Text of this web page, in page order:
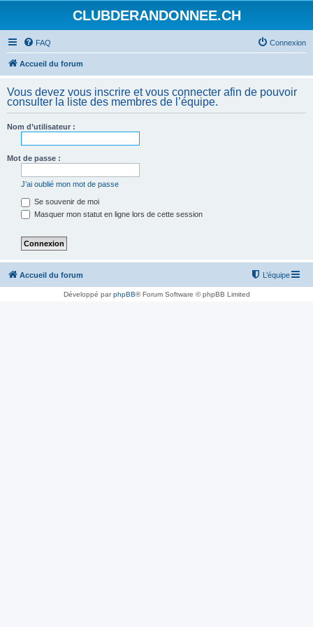
CLUBDERANDONNEE.CH
FAQ Connexion
Accueil du forum
Vous devez vous inscrire et vous connecter afin de pouvoir
consulter la liste des membres de l’équipe.
Nom d’utilisateur :
Mot de passe :
J’ai oublié mon mot de passe
Se souvenir de moi
Masquer mon statut en ligne lors de cette session
Accueil du forum L’équipe
Développé parphpBB® Forum Software © phpBB Limited